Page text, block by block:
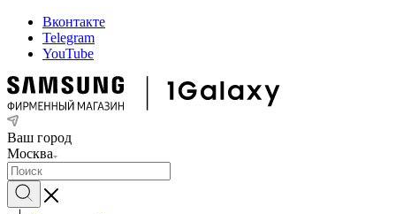
Вконтакте
Telegram
YouTube
Ваш город
Москва